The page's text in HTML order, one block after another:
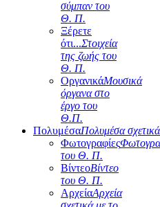
σύμπαν του
Θ. Π.
Ξέρετε
ότι...Στοιχεία
της ζωής του
Θ. Π.
ΟργανικάΜουσικά
όργανα στο
έργο του
Θ.Π.
ΠολυμέσαΠολυμέσα
Φωτογραφίες
του Θ. Π.
ΒίντεοΒίντεο
του Θ. Π.
ΑρχείαΑρχεία